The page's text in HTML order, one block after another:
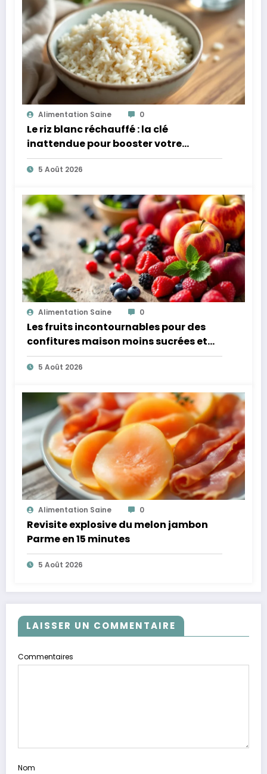
Alimentation Saine 0
Le riz blanc réchauffé : la clé
inattendue pour booster votre
microbiote
5 Août 2026
Alimentation Saine 0
Les fruits incontournables pour des
confitures maison moins sucrées et
plus légères
5 Août 2026
Alimentation Saine 0
Revisite explosive du melon jambon
Parme en 15 minutes
5 Août 2026
LAISSER UN COMMENTAIRE
Commentaires
Nom